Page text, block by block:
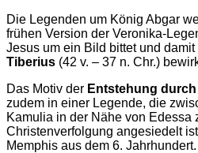
Die Legenden um König Abgar
frühen Version der Veronika-
Jesus um ein Bild bittet und damit
Tiberius (42 v. – 37 n. Chr.)
Das Motiv der Entstehung
zudem in einer Legende, die
Kamulia in der Nähe von Edessa
Christenverfolgung angesiedelt
Memphis aus dem 6. Jahrhundert.